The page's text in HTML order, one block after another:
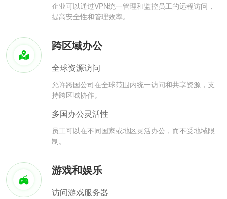
企业可以通过VPN统一管理和监控员工的远程访问，
提高安全性和管理效率。
跨区域办公
全球资源访问
允许跨国公司在全球范围内统一访问和共享资源，支
持跨区域协作。
多国办公灵活性
员工可以在不同国家或地区灵活办公，而不受地域限
制。
游戏和娱乐
访问游戏服务器